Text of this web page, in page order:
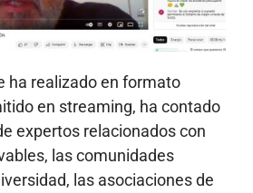
ha realizado en formato
en streaming, ha contado
expertos relacionados con
las comunidades
las asociaciones de